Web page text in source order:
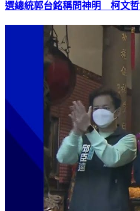
選總統郭台銘稱問神明 柯文